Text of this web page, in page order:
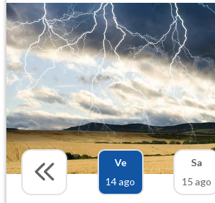
Ve
14 ago
Sa
15 ago